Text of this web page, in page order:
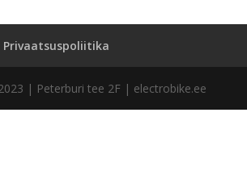
Privaatsuspoliitika
| Peterburi tee 2F | electrobike.ee